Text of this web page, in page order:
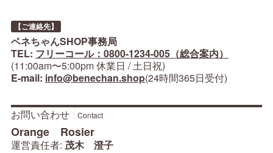
【ご連絡先】
ベネちゃんSHOP事務局
TEL: フリーコール：0800-1234-005（総合案内）
(11:00am〜5:00pm 休業日 / 土日祝)
E-mail: info@benechan.shop(24時間365日受付)
お問い合わせ Contact
Orange Rosier
運営責任者: 茂木 澄子